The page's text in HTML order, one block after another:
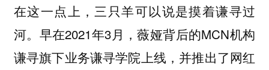
在这一点上，三只羊可以说是摸着谦寻过
河。早在2021年3月，薇娅背后的MCN机构
谦寻旗下业务谦寻学院上线，并推出了网红